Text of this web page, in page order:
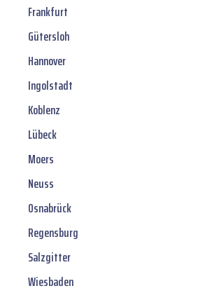
Frankfurt
Gütersloh
Hannover
Ingolstadt
Koblenz
Lübeck
Moers
Neuss
Osnabrück
Regensburg
Salzgitter
Wiesbaden